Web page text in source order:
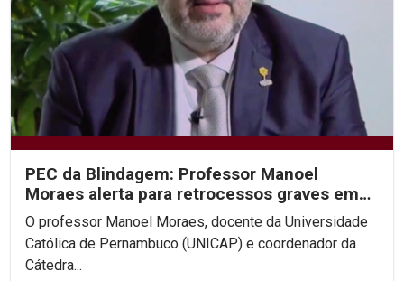
PEC da Blindagem: Professor Manoel
Moraes alerta para retrocessos graves em
entrevistas à Rede Globo
O professor Manoel Moraes, docente da Universidade
Católica de Pernambuco (UNICAP) e coordenador da
Cátedra...